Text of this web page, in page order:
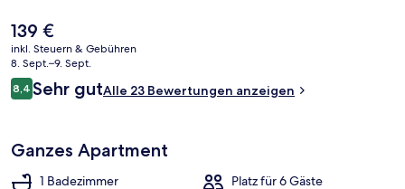
Bettwäsche aus ägyptischer
Der
aktuelle
Preis
beträgt
139 €.
139 €
inkl. Steuern & Gebühren
8. Sept.–9. Sept.
Bewertungen
8,48,4 von 10.
Sehr gutAlle 23 Bewertungen anzeigen
Ganzes Apartment
1 Badezimmer Platz für 6 Gäste